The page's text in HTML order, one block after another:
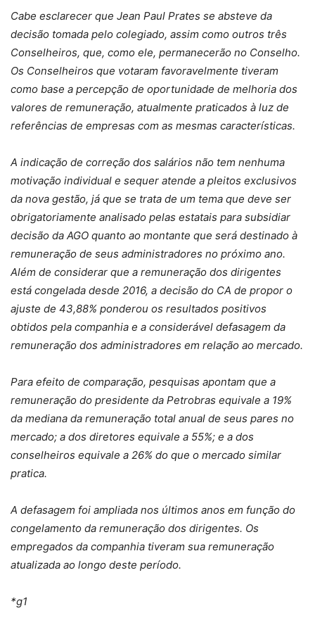
Cabe esclarecer que Jean Paul Prates se absteve da
decisão tomada pelo colegiado, assim como outros três
Conselheiros, que, como ele, permanecerão no Conselho.
Os Conselheiros que votaram favoravelmente tiveram
como base a percepção de oportunidade de melhoria dos
valores de remuneração, atualmente praticados à luz de
referências de empresas com as mesmas características.
A indicação de correção dos salários não tem nenhuma
motivação individual e sequer atende a pleitos exclusivos
da nova gestão, já que se trata de um tema que deve ser
obrigatoriamente analisado pelas estatais para subsidiar
decisão da AGO quanto ao montante que será destinado à
remuneração de seus administradores no próximo ano.
Além de considerar que a remuneração dos dirigentes
está congelada desde 2016, a decisão do CA de propor o
ajuste de 43,88% ponderou os resultados positivos
obtidos pela companhia e a considerável defasagem da
remuneração dos administradores em relação ao mercado.
Para efeito de comparação, pesquisas apontam que a
remuneração do presidente da Petrobras equivale a 19%
da mediana da remuneração total anual de seus pares no
mercado; a dos diretores equivale a 55%; e a dos
conselheiros equivale a 26% do que o mercado similar
pratica.
A defasagem foi ampliada nos últimos anos em função do
congelamento da remuneração dos dirigentes. Os
empregados da companhia tiveram sua remuneração
atualizada ao longo deste período.
*g1